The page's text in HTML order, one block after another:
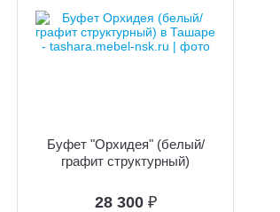
Буфет "Орхидея" (белый/
графит структурный)
28 300 ₽